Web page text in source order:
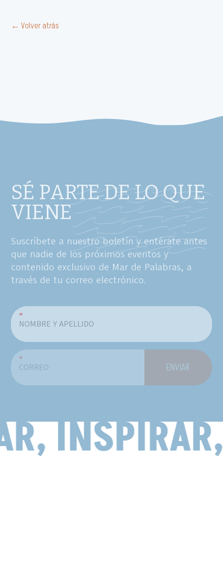
← Volver atrás
SÉ PARTE DE LO QUE
VIENE
Suscríbete a nuestro boletín y entérate antes
que nadie de los próximos eventos y
contenido exclusivo de Mar de Palabras, a
través de tu correo electrónico.
*
*
ENVIAR